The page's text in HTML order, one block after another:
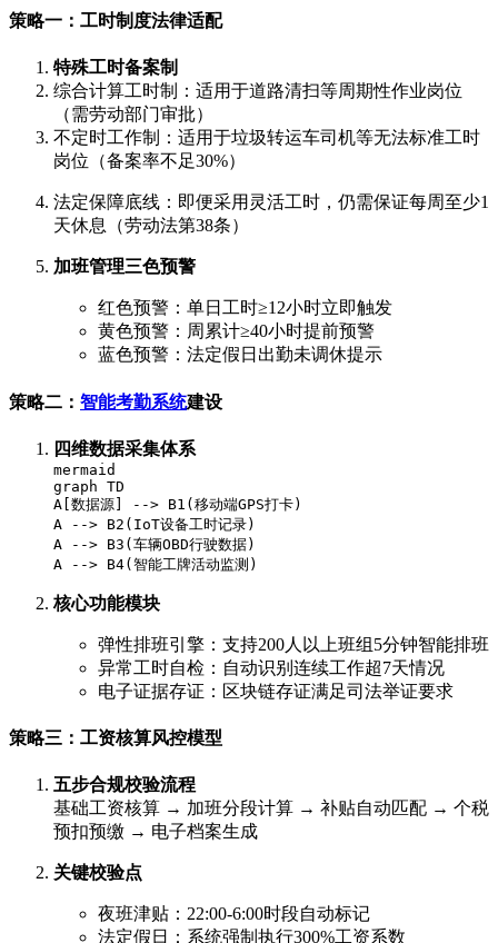
策略一：工时制度法律适配
特殊工时备案制
综合计算工时制：适用于道路清扫等周期性作业岗位
（需劳动部门审批）
不定时工作制：适用于垃圾转运车司机等无法标准工时
岗位（备案率不足30%）
法定保障底线：即便采用灵活工时，仍需保证每周至少1
天休息（劳动法第38条）
加班管理三色预警
红色预警：单日工时≥12小时立即触发
黄色预警：周累计≥40小时提前预警
蓝色预警：法定假日出勤未调休提示
策略二： 智能考勤系统建设
四维数据采集体系
mermaid
graph TD
A[数据源] --> B1(移动端GPS打卡)
A --> B2(IoT设备工时记录)
A --> B3(车辆OBD行驶数据)
A --> B4(智能工牌活动监测)
核心功能模块
弹性排班引擎：支持200人以上班组5分钟智能排班
异常工时自检：自动识别连续工作超7天情况
电子证据存证：区块链存证满足司法举证要求
策略三：工资核算风控模型
五步合规校验流程
基础工资核算 → 加班分段计算 → 补贴自动匹配 → 个税
预扣预缴 → 电子档案生成
关键校验点
夜班津贴：22:00-6:00时段自动标记
法定假日：系统强制执行300%工资系数